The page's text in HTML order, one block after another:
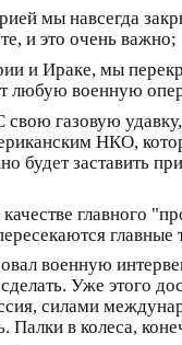
мы навсегда
и это очень важно;
и Ираке, мы
любую военную
свою газовую
НКО,
будет заставить
качестве главного
военную
Уже этого
силами
в колеса,